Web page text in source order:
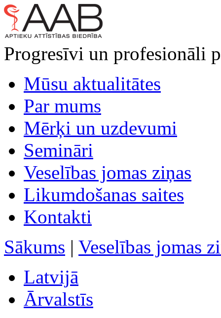
Progresīvi un profesionāli
Mūsu aktualitātes
Par mums
Mērķi un uzdevumi
Semināri
Veselības jomas ziņas
Likumdošanas saites
Kontakti
Sākums | Veselības jomas
Latvijā
Ārvalstīs